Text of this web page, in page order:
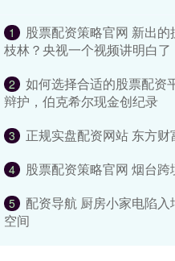
1
股票配资策略官网 新出
枝林？央视一个视频讲明白了
2
如何选择合适的股票配资
辩护，伯克希尔现金创纪录
3 正规实盘配资网站 东方
4 股票配资策略官网 烟台
5
配资导航 厨房小家电陷
空间